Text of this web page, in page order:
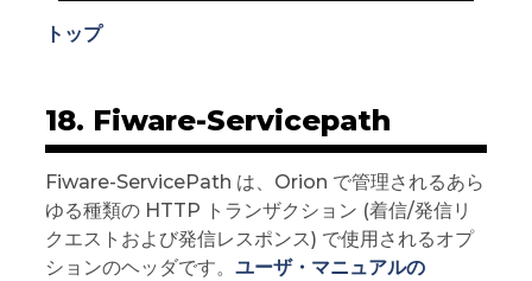
トップ
18. Fiware-Servicepath
Fiware-ServicePath は、Orion で管理されるあら
ゆる種類の HTTP トランザクション (着信/発信リ
クエストおよび発信レスポンス) で使用されるオプ
ションのヘッダです。 ユーザ・マニュアルの